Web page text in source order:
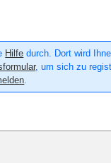
Hilfe durch. Dort wird
, um sich zu
.